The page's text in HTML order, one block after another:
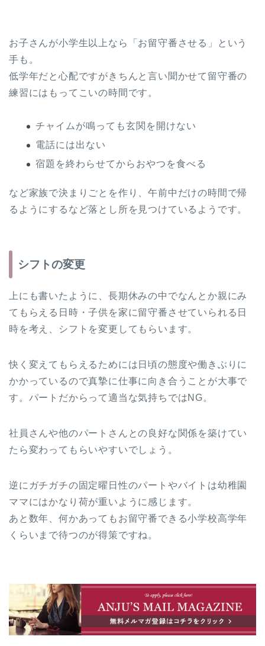
お子さんが小学生以上なら「お留守番させる」という
手も。
低学年だと心配ですがきちんと言い聞かせて留守番の
練習にはもってこいの時間です。
チャイムが鳴っても玄関を開けない
電話には出ない
宿題を終わらせてからおやつを食べる
など家族で決まりごとを作り、午前中だけの時間で帰
るようにするなど落とし所を見つけているようです。
シフトの変更
上にも書いたように、長期休みの中でなんとか親にみ
てもらえる日時・子供を家に留守番させていられる日
時を考え、シフトを変更してもらいます。
快く変えてもらえるためには日頃の態度や働きぶりに
かかっているので真摯に仕事に向き合うことが大事で
す。パートだからって適当な気持ちではNG。
社員さんや他のパートさんとの良好な関係を築けてい
たら変わってもらいやすいでしょう。
逆にガチガチの固定曜日性のパートやバイトは幼稚園
ママにはかなり荷が重いように感じます。
あと数年、何かあってもお留守番できる小学校高学年
くらいまで待つのが得策ですね。